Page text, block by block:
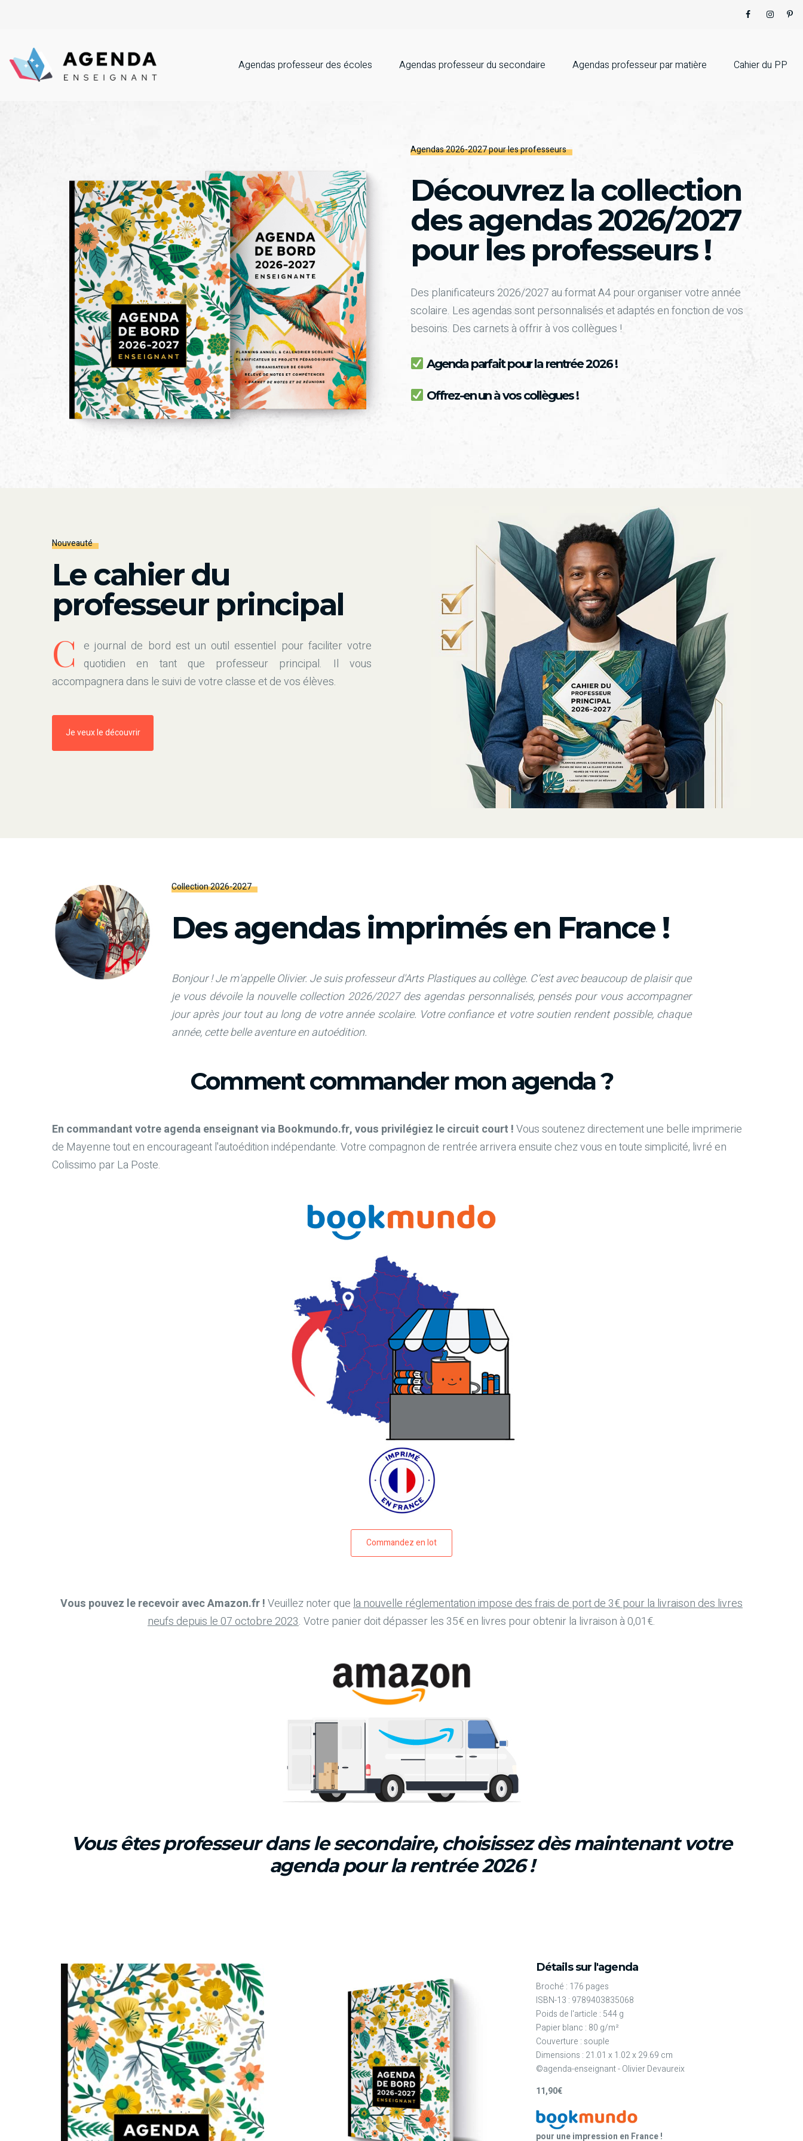
Agendas professeur des écoles Agendas professeur du secondaire Agendas professeur par matière Cahier du PP
Agendas 2026-2027 pour les professeurs
Découvrez la collection
des agendas 2026/2027
pour les professeurs !
Des planificateurs 2026/2027 au format A4 pour organiser votre année
scolaire. Les agendas sont personnalisés et adaptés en fonction de vos
besoins. Des carnets à offrir à vos collègues !
Agenda parfait pour la rentrée 2026 !
Offrez-en un à vos collègues !
Nouveauté
Le cahier du
professeur principal
C e journal de bord est un outil essentiel pour faciliter votre
quotidien en tant que professeur principal. Il vous
accompagnera dans le suivi de votre classe et de vos élèves.
Je veux le découvrir
Collection 2026-2027
Des agendas imprimés en France !
Bonjour ! Je m'appelle Olivier. Je suis professeur d'Arts Plastiques au collège. C’est avec beaucoup de plaisir que
je vous dévoile la nouvelle collection 2026/2027 des agendas personnalisés, pensés pour vous accompagner
jour après jour tout au long de votre année scolaire. Votre confiance et votre soutien rendent possible, chaque
année, cette belle aventure en autoédition.
Comment commander mon agenda ?
En commandant votre agenda enseignant via Bookmundo.fr, vous privilégiez le circuit court !Vous soutenez directement une belle imprimerie
de Mayenne tout en encourageant l'autoédition indépendante. Votre compagnon de rentrée arrivera ensuite chez vous en toute simplicité, livré en
Colissimo par La Poste.
Commandez en lot
Vous pouvez le recevoir avec Amazon.fr !Veuillez noter quela nouvelle réglementation impose des frais de port de 3€ pour la livraison des livres
neufs depuis le 07 octobre 2023. Votre panier doit dépasser les 35€ en livres pour obtenir la livraison à 0,01€.
Vous êtes professeur dans le secondaire, choisissez dès maintenant votre
agenda pour la rentrée 2026 !
Détails sur l'agenda
Broché : 176 pages
ISBN-13 : 9789403835068
Poids de l'article : 544 g
Papier blanc : 80 g/m²
Couverture : souple
Dimensions : 21.01 x 1.02 x 29.69 cm
©agenda-enseignant - Olivier Devaureix
11,90€
pour une impression en France !